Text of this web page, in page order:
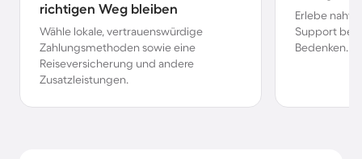
richtigen Weg bleiben
Wähle lokale, vertrauenswürdige
Zahlungsmethoden sowie eine
Reiseversicherung und andere
Zusatzleistungen.
Erlebe
Support bei
Bedenken.